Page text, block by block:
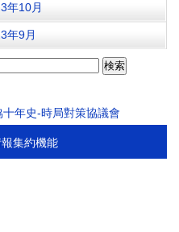
年10月
年9月
十年史-時局對策協議會
集約機能